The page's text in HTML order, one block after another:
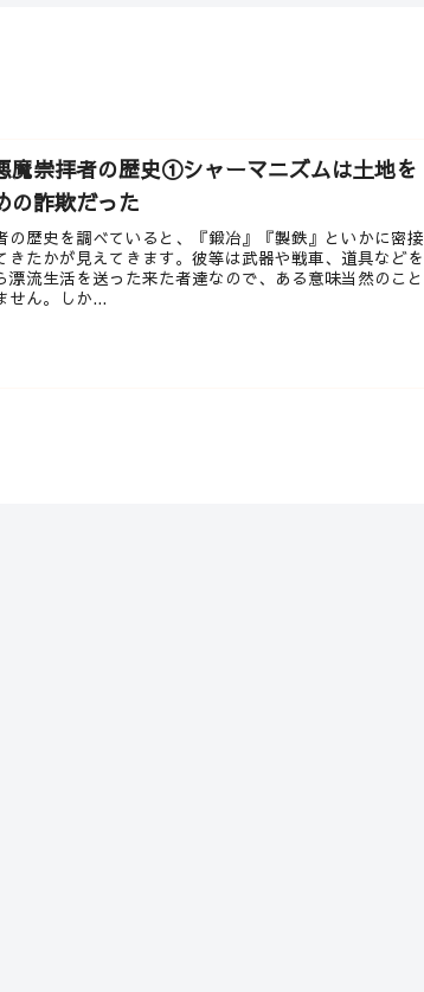
魔崇拝者の歴史①シャーマニズムは土地を
の詐欺だった
の歴史を調べていると、『鍛冶』『製鉄』といかに密接
きたかが見えてきます。彼等は武器や戦車、道具などを
漂流生活を送った来た者達なので、ある意味当然のこと
せん。しか...